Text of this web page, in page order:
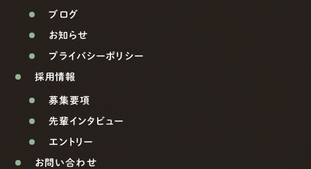
ブログ
お知らせ
プライバシーポリシー
採用情報
募集要項
先輩インタビュー
エントリー
お問い合わせ